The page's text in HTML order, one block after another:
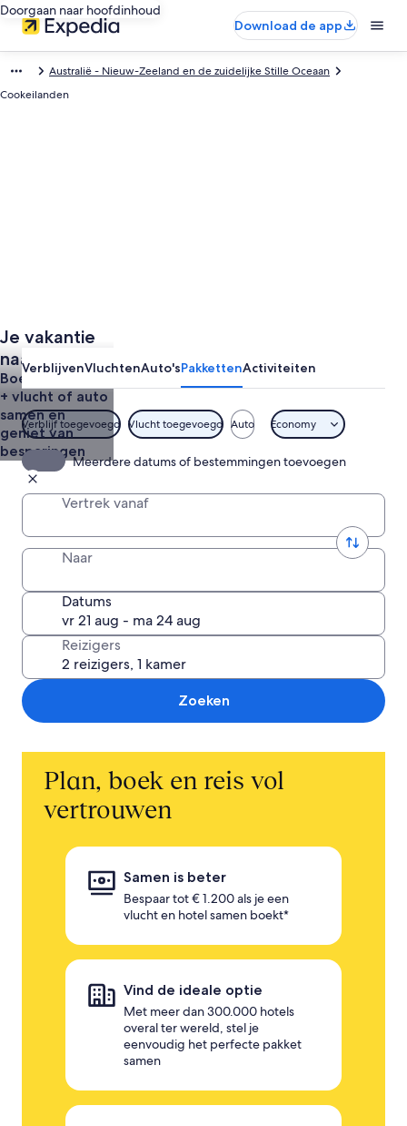
Doorgaan naar hoofdinhoud
Download de app
Australië - Nieuw-Zeeland en de zuidelijke Stille Oceaan
Cookeilanden
Je vakantie
naar
Cookeilanden
Boek een hotel
+ vlucht of auto
samen en
geniet van
besparingen
VerblijvenVluchtenAuto'sPakkettenActiviteiten
Verblijf toegevoegd Vlucht toegevoegd Auto Economy
Meerdere datums of bestemmingen toevoegen
Vertrek vanaf
Naar
Datums
Reizigers
Zoeken
Plan, boek en reis vol
vertrouwen
Samen is beter
Bespaar tot € 1.200 als je een
vlucht en hotel samen boekt*
Vind de ideale optie
Met meer dan 300.000 hotels
overal ter wereld, stel je
eenvoudig het perfecte pakket
samen